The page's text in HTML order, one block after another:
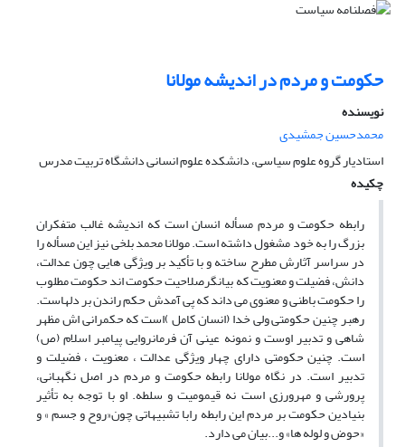
حکومت و مردم در اندیشه مولانا
نویسنده
محمدحسین جمشیدی
استادیار گروه علوم سیاسی، دانشکده علوم انسانی دانشگاه تربیت مدرس
چکیده
رابطه حکومت و مردم مسأله انسان است که اندیشه غالب متفکران
بزرگ را به خود مشغول داشته است. مولانا محمد بلخی نیز این مسأله را
در سراسر آثارش مطرح ساخته و با تأکید بر ویژگی هایی چون عدالت،
دانش، فضیلت و معنویت که بیانگرصلاحیت حکومت اند حکومت مطلوب
را حکومت باطنی و معنوی می داند که پی آمدش حکم راندن بر دلهاست.
رهبر چنین حکومتی ولی خدا (انسان کامل )است که حکمرانی اش مظهر
شاهی و تدبیر اوست و نمونه عینی آن فرمانروایی پیامبر اسلام (ص)
است. چنین حکومتی دارای چهار ویژگی عدالت ، معنویت ، فضیلت و
تدبیر است. در نگاه مولانا رابطه حکومت و مردم در اصل نگهبانی،
پرورشی و مهرورزی است نه قیمومیت و سلطه. او با توجه به تأثیر
بنیادین حکومت بر مردم این رابطه رابا تشبیهاتی چون«روح و جسم » و
«حوض و لوله ها» و...بیان می دارد.